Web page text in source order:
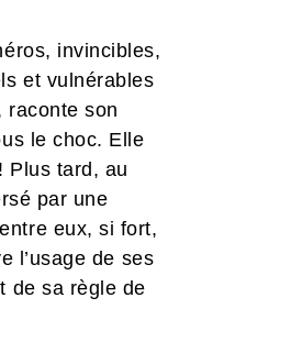
invincibles,
et vulnérables
raconte son
le choc. Elle
Plus tard, au
par une
eux, si fort,
l’usage de ses
de sa règle de